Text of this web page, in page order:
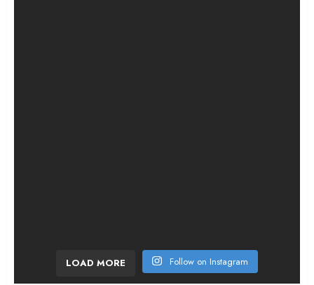
LOAD MORE Follow on Instagram